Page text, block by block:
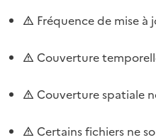
Fréquence de mise à
Couverture
Couverture spatiale
Certains fichiers ne